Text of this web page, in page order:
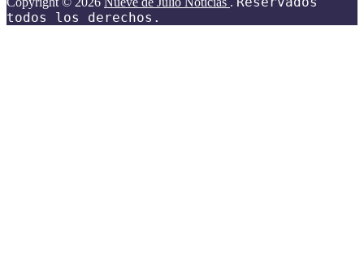
todos los derechos.